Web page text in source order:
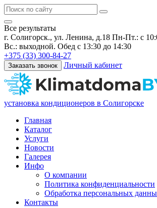
Все результаты
г. Солигорск., ул. Ленина, д.18 Пн-Пт.: с
Вс.: выходной. Обед с 13:30 до 14:30
+375 (33) 300-84-27
Заказать звонок Личный кабинет
установка кондиционеров в Солигорске
Главная
Каталог
Услуги
Новости
Галерея
Инфо
О компании
Политика конфиденциальности
Обработка персональных
Контакты